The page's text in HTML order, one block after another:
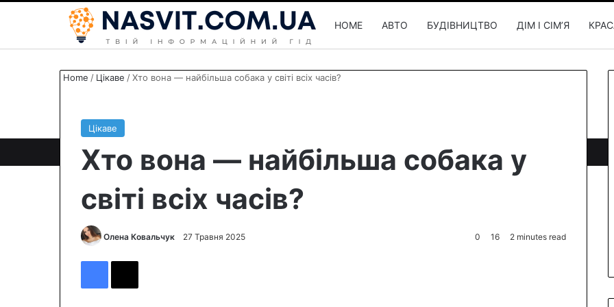
HOME АВТО БУДІВНИЦТВО ДІМ І СІМʼЯ
Home / Цікаве /Хто вона — найбільша собака у світі всіх часів?
Цікаве
Хто вона — найбільша собака у
світі всіх часів?
Олена Ковальчук 27 Травня 2025 0 16 2 minutes read
Facebook